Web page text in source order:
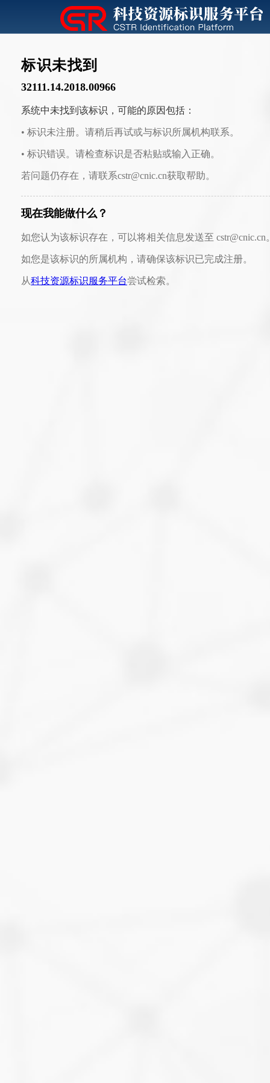
标识未找到
32111.14.2018.00966
系统中未找到该标识，可能的原因包括：
• 标识未注册。请稍后再试或与标识所属机构联系。
• 标识错误。请检查标识是否粘贴或输入正确。
若问题仍存在，请联系cstr@cnic.cn获取帮助。
现在我能做什么？
如您认为该标识存在，可以将相关信息发送至 cstr@cnic.cn
如您是该标识的所属机构，请确保该标识已完成注册。
从科技资源标识服务平台尝试检索。